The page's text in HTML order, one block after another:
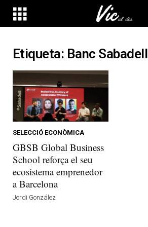
Etiqueta: Banc Sabadell
SELECCIÓ ECONÒMICA
GBSB Global Business
School reforça el seu
ecosistema emprenedor
a Barcelona
Jordi González